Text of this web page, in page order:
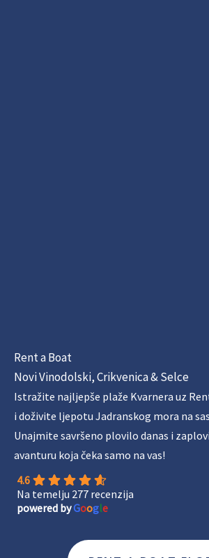
Rent a Boat
Novi Vinodolski, Crikvenica & Selce
Istražite najljepše plaže Kvarnera uz
i doživite ljepotu Jadranskog mora na
Unajmite savršeno plovilo danas i
avanturu koja čeka samo na vas!
4.6
Na temelju 277 recenzija
powered byGoogle